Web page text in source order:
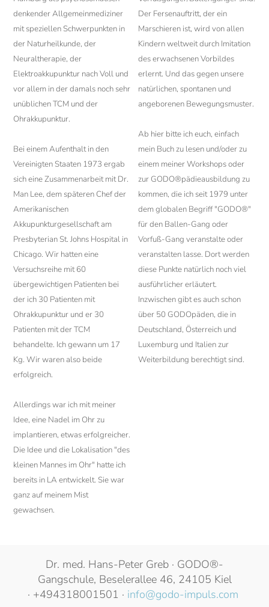
denkender Allgemeinmediziner
mit speziellen Schwerpunkten in
der Naturheilkunde, der
Neuraltherapie, der
Elektroakkupunktur nach Voll und
vor allem in der damals noch sehr
unüblichen TCM und der
Ohrakkupunktur.
Bei einem Aufenthalt in den
Vereinigten Staaten 1973 ergab
sich eine Zusammenarbeit mit Dr.
Man Lee, dem späteren Chef der
Amerikanischen
Akkupunkturgesellschaft am
Presbyterian St. Johns Hospital in
Chicago. Wir hatten eine
Versuchsreihe mit 60
übergewichtigen Patienten bei
der ich 30 Patienten mit
Ohrakkupunktur und er 30
Patienten mit der TCM
behandelte. Ich gewann um 17
Kg. Wir waren also beide
erfolgreich.
Allerdings war ich mit meiner
Idee, eine Nadel im Ohr zu
implantieren, etwas erfolgreicher.
Die Idee und die Lokalisation "des
kleinen Mannes im Ohr" hatte ich
bereits in LA entwickelt. Sie war
ganz auf meinem Mist
gewachsen.
Der Fersenauftritt, der ein
Marschieren ist, wird von allen
Kindern weltweit durch Imitation
des erwachsenen Vorbildes
erlernt. Und das gegen unsere
natürlichen, spontanen und
angeborenen Bewegungsmuster.
Ab hier bitte ich euch, einfach
mein Buch zu lesen und/oder zu
einem meiner Workshops oder
zur GODO®pädieausbildung zu
kommen, die ich seit 1979 unter
dem globalen Begriff "GODO®"
für den Ballen-Gang oder
Vorfuß-Gang veranstalte oder
veranstalten lasse. Dort werden
diese Punkte natürlich noch viel
ausführlicher erläutert.
Inzwischen gibt es auch schon
über 50 GODOpäden, die in
Deutschland, Österreich und
Luxemburg und Italien zur
Weiterbildung berechtigt sind.
Dr. med. Hans-Peter Greb · GODO®-
Gangschule, Beselerallee 46, 24105 Kiel
· +494318001501 · info@godo-impuls.com